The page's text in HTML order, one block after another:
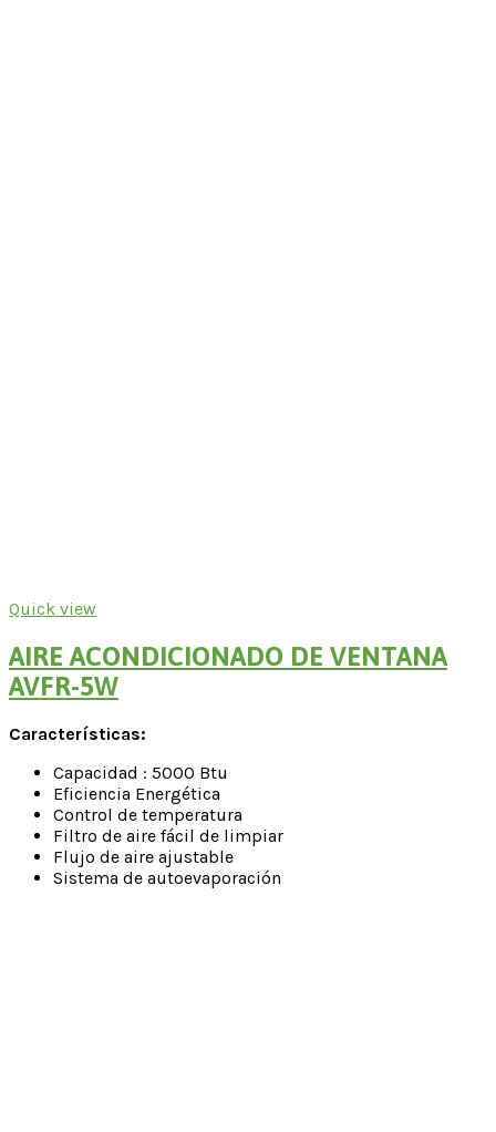
Quick view
AIRE ACONDICIONADO DE VENTANA
AVFR-5W
Características:
Capacidad : 5000 Btu
Eficiencia Energética
Control de temperatura
Filtro de aire fácil de limpiar
Flujo de aire ajustable
Sistema de autoevaporación